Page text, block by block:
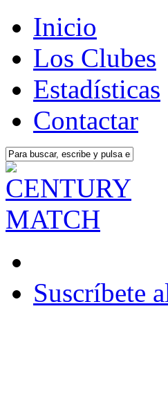
Inicio
Los Clubes
Estadísticas
Contactar
Suscríbete